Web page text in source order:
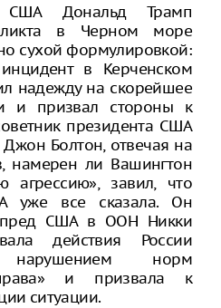
США Дональд Трамп
в Черном море
сухой формулировкой:
в Керченском
надежду на скорейшее
и призвал стороны к
президента США
Болтон, отвечая на
намерен ли Вашингтон
агрессию», завил, что
уже все сказала. Он
США в ООН Никки
действия России
нарушением норм
и призвала к
ситуации.